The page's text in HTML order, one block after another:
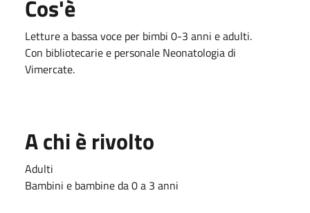
Cos'è
Letture a bassa voce per bimbi 0-3 anni e adulti.
Con bibliotecarie e personale Neonatologia di
Vimercate.
A chi è rivolto
Adulti
Bambini e bambine da 0 a 3 anni